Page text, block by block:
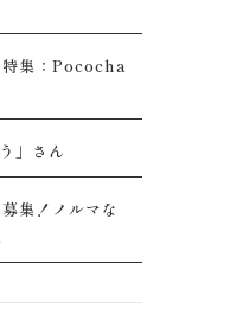
特集：Pococha
」さん
集！ノルマな